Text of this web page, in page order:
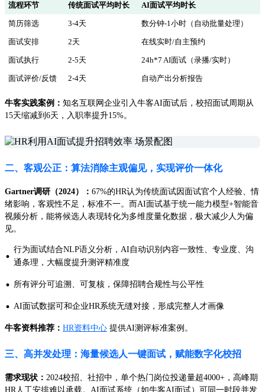
流程环节 传统面试平均时长 AI面试平均时长
简历筛选 3-4天 数分钟-1小时（自动批量处理）
面试安排 2天 在线实时/自主预约
面试执行 2-5天 24h*7 AI面试（录播/实时）
面试评价/反馈 2-4天 自动产出分析报告
牛客实践案例： 知名互联网企业引入牛客AI面试后，校招面试周期从
15天缩减到6天，入职率提升15%。
二、客观公正：算法消除主观偏见，实现评价一体化
Gartner调研（2024）： 67%的HR认为传统面试因面试官个人经验、情
绪影响，客观性不足，标准不一。而AI面试基于统一能力模型+智能音
视频分析，能将候选人表现转化为多维度量化数据，极大减少人为偏
见。
· 行为面试结合NLP语义分析，AI自动识别内容一致性、专业度、沟
通条理，大幅度提升测评精准度
· 所有评分可追溯、可复核，保障招聘合规性与公平性
· AI面试数据可和企业HR系统无缝对接，形成完整人才画像
牛客资料推荐： HR资料中心 提供AI测评标准案例。
三、高并发处理：海量候选人一键面试，赋能数字化校招
需求现状： 2024校招、社招中，单个热门岗位投递量超4000+，高峰期
HR人工安排难以承载。AI面试系统（如牛客AI面试）可同一时段并发